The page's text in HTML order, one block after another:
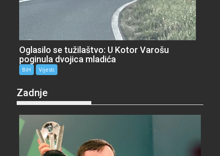
Oglasilo se tužilaštvo: U Kotor Varošu
poginula dvojica mladića
BiH Vijesti
Zadnje